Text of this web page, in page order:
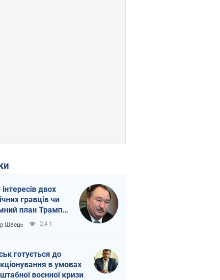
інтересів двох
гравців чи
план Трампа
Швець 2,4 т.
готується до
в умовах
воєнної кризи